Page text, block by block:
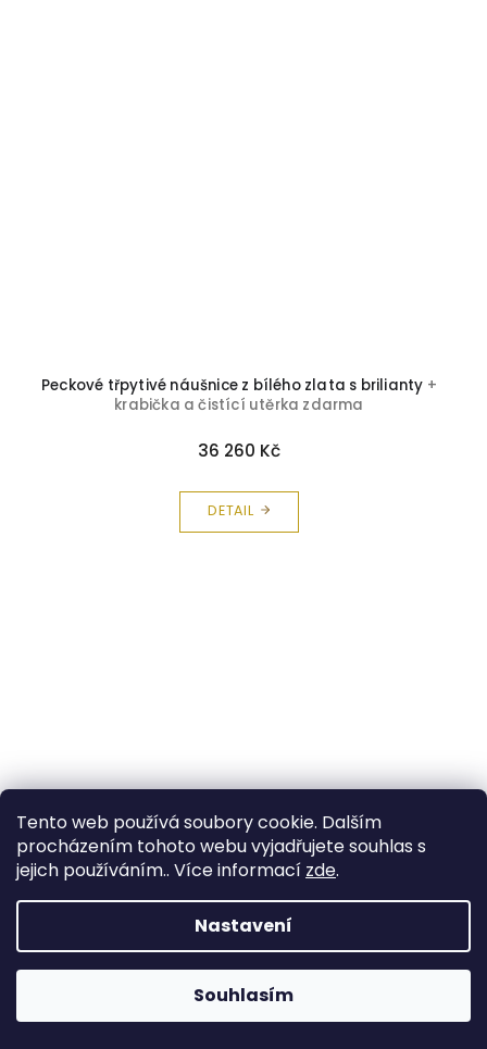
Tento web používá soubory cookie. Dalším
procházením tohoto webu vyjadřujete souhlas s
jejich používáním.. Více informací zde.
Nastavení
Souhlasím
Peckové třpytivé náušnice z bílého zlata s brilianty +
krabička a čistící utěrka zdarma
36 260 Kč
DETAIL
Smaragdové náušnice z bílého zlata s briliantovým
okvětím+ krabička a čistící utěrka zdarma
27 820 Kč